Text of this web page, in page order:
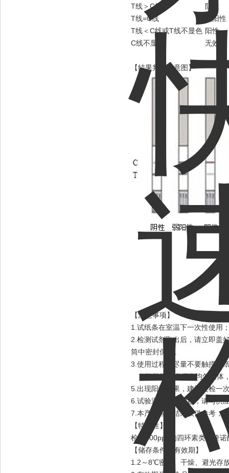
T线＞C线
阴性
T线=C线
弱阳性
T线＜C线或T线不显色 阳性
C线不显色
无效
【结果判定示意图】
【注意事项】
1.试纸条在室温下一次性使用
2.检测试剂取出后，请立即盖
筒中密封保存。
3.使用过程中尽量不要触摸试
4.奶样样品必须为均匀液体
5.出现阳性结果，建议复检一
6.试验遇到任何问题，请与供
7.本产品检测结果仅供参考，
【特异性】
检测500ppb的四环素类、喹
【储存条件及有效期】
1.2～8℃密封、干燥、避光存